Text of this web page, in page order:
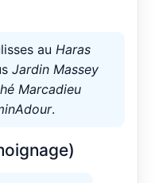
au Haras
Jardin Massey
Marcadieu
.